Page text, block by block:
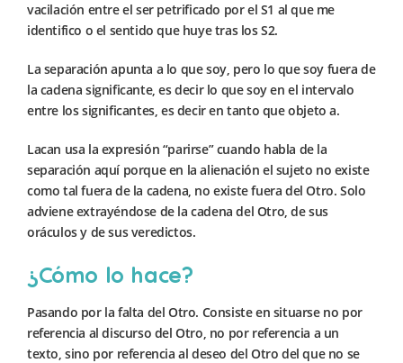
vacilación entre el ser petrificado por el S1 al que me
identifico o el sentido que huye tras los S2.
La separación apunta a lo que soy, pero lo que soy fuera de
la cadena significante, es decir lo que soy en el intervalo
entre los significantes, es decir en tanto que objeto a.
Lacan usa la expresión “parirse” cuando habla de la
separación aquí porque en la alienación el sujeto no existe
como tal fuera de la cadena, no existe fuera del Otro. Solo
adviene extrayéndose de la cadena del Otro, de sus
oráculos y de sus veredictos.
¿Cómo lo hace?
Pasando por la falta del Otro. Consiste en situarse no por
referencia al discurso del Otro, no por referencia a un
texto, sino por referencia al deseo del Otro del que no se